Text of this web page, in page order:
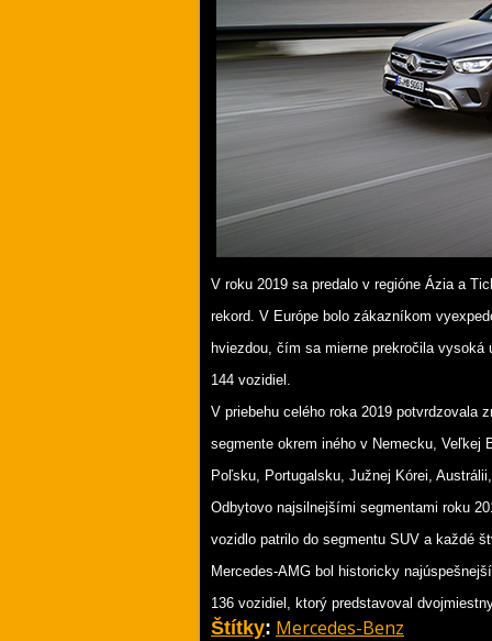
V roku 2019 sa predalo v regióne Ázia a
rekord. V Európe bolo zákazníkom
hviezdou, čím sa mierne prekročila vysoká
144 vozidiel.
V priebehu celého roka 2019 potvrdzovala
segmente okrem iného v Nemecku,
Poľsku, Portugalsku, Južnej Kórei,
Odbytovo najsilnejšími segmentami roku
vozidlo patrilo do segmentu SUV a každé
Mercedes-AMG bol historicky
136 vozidiel, ktorý predstavoval
Štítky: Mercedes-Benz